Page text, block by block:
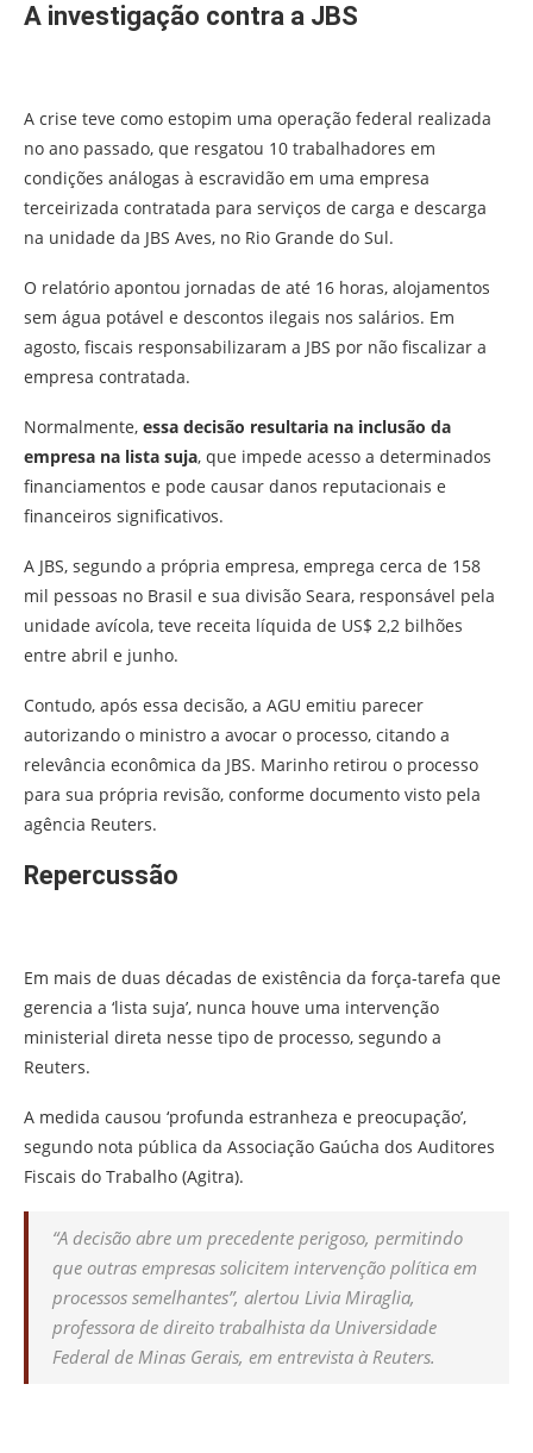
A investigação contra a JBS
A crise teve como estopim uma operação federal realizada
no ano passado, que resgatou 10 trabalhadores em
condições análogas à escravidão em uma empresa
terceirizada contratada para serviços de carga e descarga
na unidade da JBS Aves, no Rio Grande do Sul.
O relatório apontou jornadas de até 16 horas, alojamentos
sem água potável e descontos ilegais nos salários. Em
agosto, fiscais responsabilizaram a JBS por não fiscalizar a
empresa contratada.
Normalmente, essa decisão resultaria na inclusão da
empresa na lista suja, que impede acesso a determinados
financiamentos e pode causar danos reputacionais e
financeiros significativos.
A JBS, segundo a própria empresa, emprega cerca de 158
mil pessoas no Brasil e sua divisão Seara, responsável pela
unidade avícola, teve receita líquida de US$ 2,2 bilhões
entre abril e junho.
Contudo, após essa decisão, a AGU emitiu parecer
autorizando o ministro a avocar o processo, citando a
relevância econômica da JBS. Marinho retirou o processo
para sua própria revisão, conforme documento visto pela
agência Reuters.
Repercussão
Em mais de duas décadas de existência da força-tarefa que
gerencia a ‘lista suja’, nunca houve uma intervenção
ministerial direta nesse tipo de processo, segundo a
Reuters.
A medida causou ‘profunda estranheza e preocupação’,
segundo nota pública da Associação Gaúcha dos Auditores
Fiscais do Trabalho (Agitra).
“A decisão abre um precedente perigoso, permitindo
que outras empresas solicitem intervenção política em
processos semelhantes”, alertou Livia Miraglia,
professora de direito trabalhista da Universidade
Federal de Minas Gerais, em entrevista à Reuters.